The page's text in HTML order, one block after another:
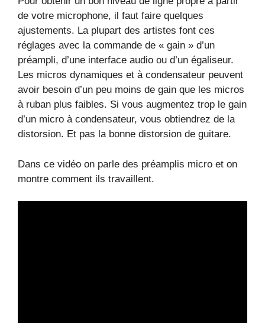
de votre microphone, il faut faire quelques
ajustements. La plupart des artistes font ces
réglages avec la commande de « gain » d’un
préampli, d’une interface audio ou d’un égaliseur.
Les micros dynamiques et à condensateur peuvent
avoir besoin d’un peu moins de gain que les micros
à ruban plus faibles. Si vous augmentez trop le gain
d’un micro à condensateur, vous obtiendrez de la
distorsion. Et pas la bonne distorsion de guitare.
Dans ce vidéo on parle des préamplis micro et on
montre comment ils travaillent.